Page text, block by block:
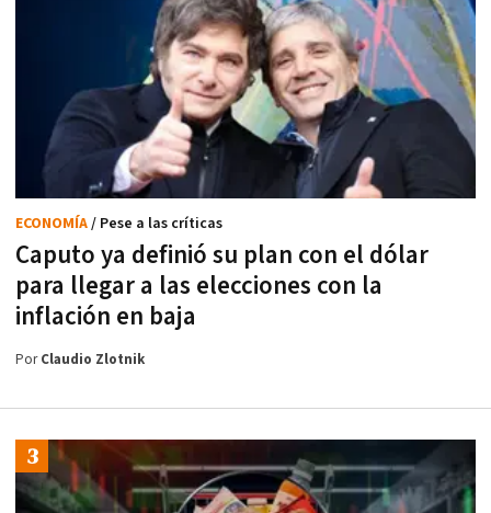
Caputo ya definió su plan con el dólar
para llegar a las elecciones con la
inflación en baja
ECONOMÍA/ Pese a las críticas
PorClaudio Zlotnik